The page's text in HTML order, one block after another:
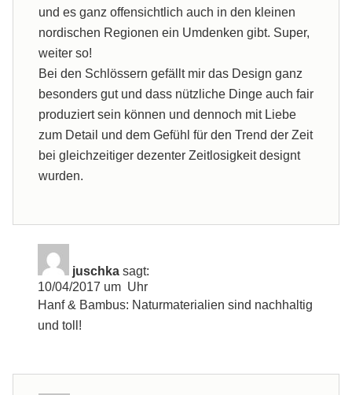
und es ganz offensichtlich auch in den kleinen
nordischen Regionen ein Umdenken gibt. Super,
weiter so!
Bei den Schlössern gefällt mir das Design ganz
besonders gut und dass nützliche Dinge auch fair
produziert sein können und dennoch mit Liebe
zum Detail und dem Gefühl für den Trend der Zeit
bei gleichzeitiger dezenter Zeitlosigkeit designt
wurden.
juschka sagt:
10/04/2017 um Uhr
Hanf & Bambus: Naturmaterialien sind nachhaltig
und toll!